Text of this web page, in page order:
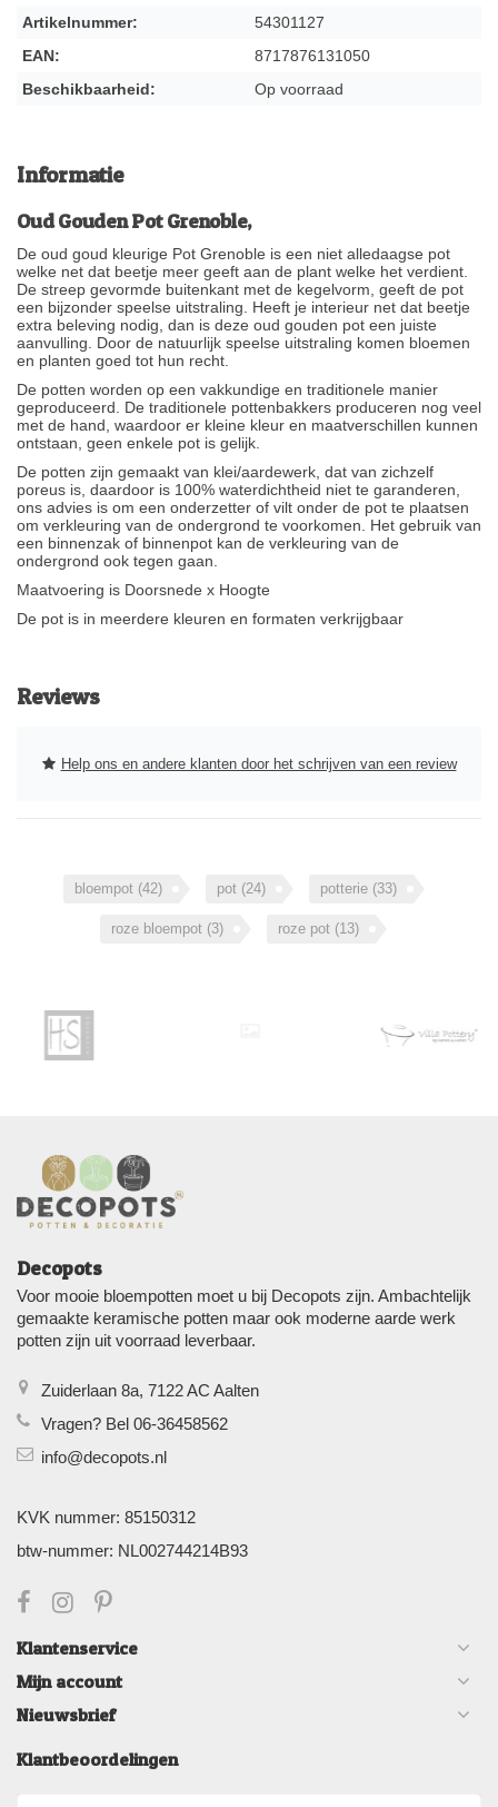
Artikelnummer:
54301127
EAN:
8717876131050
Beschikbaarheid:
Op voorraad
Informatie
Oud Gouden Pot Grenoble,
De oud goud kleurige Pot Grenoble is een niet alledaagse pot
welke net dat beetje meer geeft aan de plant welke het verdient.
De streep gevormde buitenkant met de kegelvorm, geeft de pot
een bijzonder speelse uitstraling. Heeft je interieur net dat beetje
extra beleving nodig, dan is deze oud gouden pot een juiste
aanvulling. Door de natuurlijk speelse uitstraling komen bloemen
en planten goed tot hun recht.
De potten worden op een vakkundige en traditionele manier
geproduceerd. De traditionele pottenbakkers produceren nog veel
met de hand, waardoor er kleine kleur en maatverschillen kunnen
ontstaan, geen enkele pot is gelijk.
De potten zijn gemaakt van klei/aardewerk, dat van zichzelf
poreus is, daardoor is 100% waterdichtheid niet te garanderen,
ons advies is om een onderzetter of vilt onder de pot te plaatsen
om verkleuring van de ondergrond te voorkomen. Het gebruik van
een binnenzak of binnenpot kan de verkleuring van de
ondergrond ook tegen gaan.
Maatvoering is Doorsnede x Hoogte
De pot is in meerdere kleuren en formaten verkrijgbaar
Reviews
Help ons en andere klanten door het schrijven van een review
bloempot (42) pot (24) potterie (33)
roze bloempot (3) roze pot (13)
Decopots
Voor mooie bloempotten moet u bij Decopots zijn. Ambachtelijk
gemaakte keramische potten maar ook moderne aarde werk
potten zijn uit voorraad leverbaar.
Zuiderlaan 8a, 7122 AC Aalten
Vragen? Bel 06-36458562
info@decopots.nl
KVK nummer: 85150312
btw-nummer: NL002744214B93
Klantenservice
Mijn account
Nieuwsbrief
Klantbeoordelingen